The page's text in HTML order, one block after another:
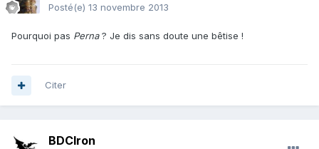
Posté(e) 13 novembre 2013
Pourquoi pas Perna? Je dis sans doute une bêtise !
Citer
BDCIron